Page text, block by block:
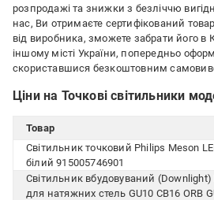
розпродажі та знижки з безліччю
нас, Ви отримаєте сертифікований
від виробника, зможете забрати його в
іншому місті України, попередньо
скориставшися безкоштовним
Ціни на Точкові світильники
Товар
Світильник точковий Philips Meson
білий 915005746901
Світильник вбудовуваний
для натяжних стель GU10 СВ16 ORB